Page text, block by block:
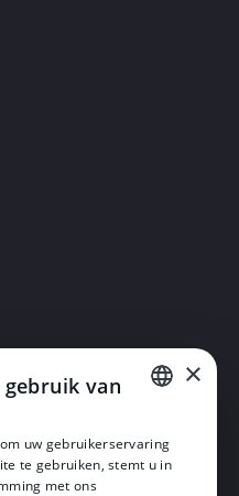
DUTCH
×
van
uw gebruikerservaring
te gebruiken, stemt u in
met ons